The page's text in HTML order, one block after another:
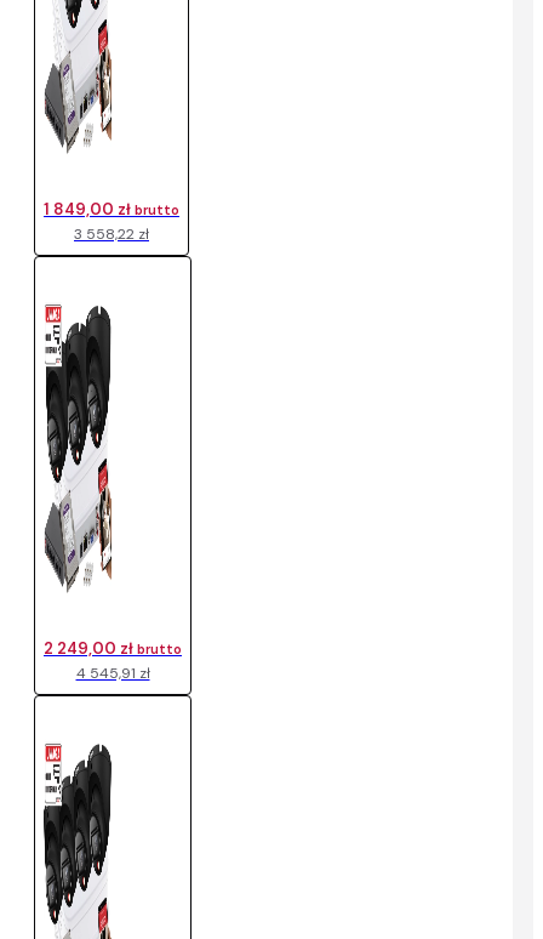
3 558,22 zł
1 849,00 zł brutto
4 545,91 zł
2 249,00 zł brutto